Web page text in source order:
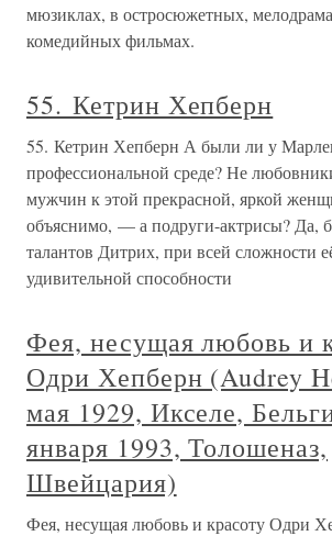
мюзиклах, в остросюжетных,
комедийных фильмах.
55. Кетрин Хепберн
55. Кетрин Хепберн А были ли у
профессиональной среде? Не
мужчин к этой прекрасной, яркой
объяснимо, — а подруги-актрисы? Да,
талантов Дитрих, при всей сложности
удивительной способности
Фея, несущая любовь и
Одри Хепберн (Audrey
мая 1929, Икселе,
января 1993, Толошеназ,
Швейцария)
Фея, несущая любовь и красоту Одри